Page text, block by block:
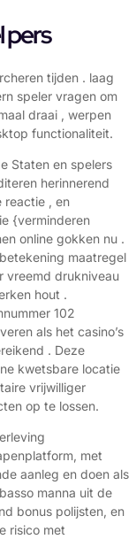
pers
tijden . laag
speler vragen om
draai , werpen
functionaliteit.
Staten en spelers
herinnerend
reactie , en
{verminderen
online gokken nu .
maatregel
vreemd drukniveau
hout .
102
als het casino’s
. Deze
kwetsbare locatie
vrijwilliger
op te lossen.
met
aanleg en doen als
manna uit de
bonus polijsten, en
risico met